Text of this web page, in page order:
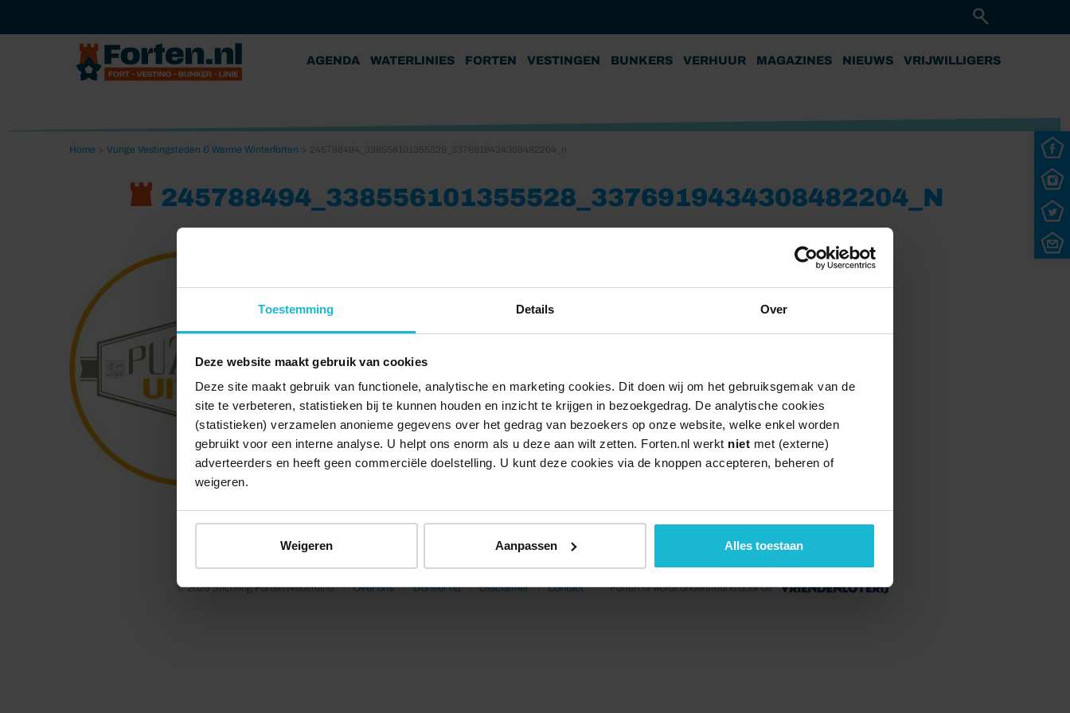
Toestemming Details Over
Deze website maakt gebruik van cookies
Deze site maakt gebruik van functionele, analytische en marketing cookies. Dit doen wij om het gebruiksgemak van de
site te verbeteren, statistieken bij te kunnen houden en inzicht te krijgen in bezoekgedrag. De analytische cookies
(statistieken) verzamelen anonieme gegevens over het gedrag van bezoekers op onze website, welke enkel worden
gebruikt voor een interne analyse. U helpt ons enorm als u deze aan wilt zetten. Forten.nl werkt niet met (externe)
adverteerders en heeft geen commerciële doelstelling. U kunt deze cookies via de knoppen accepteren, beheren of
weigeren.
Weigeren Aanpassen Alles toestaan
AGENDA WATERLINIES FORTEN VESTINGEN BUNKERS VERHUUR MAGAZINES NIEUWS VRIJWILLIGERS
Home Vurige Vestingsteden & Warme Winterforten
245788494_338556101355528_3376919434308482204_N
© 2026 Stichting Forten Nederland Over ons Doneer nu Disclaimer Contact Forten.nl wordt ondersteund door de